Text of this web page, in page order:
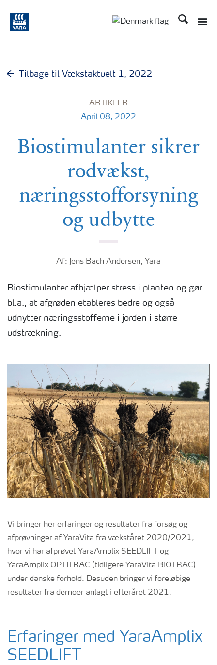
Søg
Tilbage til Vækstaktuelt 1, 2022
ARTIKLER
April 08, 2022
Biostimulanter sikrer
rodvækst,
næringsstofforsyning
og udbytte
Af: Jens Bach Andersen, Yara
Biostimulanter afhjælper stress i planten og gør
bl.a., at afgrøden etableres bedre og også
udnytter næringsstofferne i jorden i større
udstrækning.
Vi bringer her erfaringer og resultater fra forsøg og
afprøvninger af YaraVita fra vækståret 2020/2021,
hvor vi har afprøvet YaraAmplix SEEDLIFT og
YaraAmplix OPTITRAC (tidligere YaraVita BIOTRAC)
under danske forhold. Desuden bringer vi foreløbige
resultater fra demoer anlagt i efteråret 2021.
Erfaringer med YaraAmplix
SEEDLIFT